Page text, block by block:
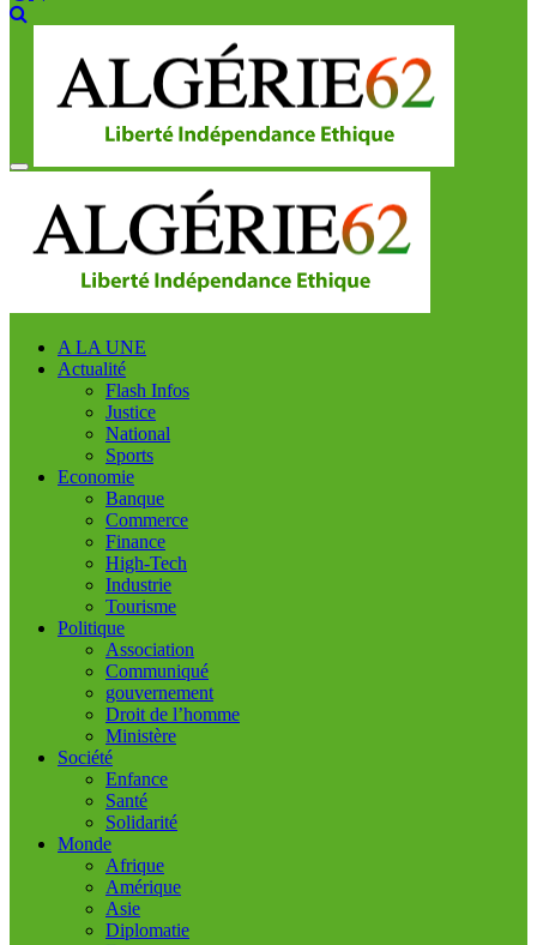
A LA UNE
Actualité
Flash Infos
Justice
National
Sports
Economie
Banque
Commerce
Finance
High-Tech
Industrie
Tourisme
Politique
Association
Communiqué
gouvernement
Droit de l’homme
Ministère
Société
Enfance
Santé
Solidarité
Monde
Afrique
Amérique
Asie
Diplomatie